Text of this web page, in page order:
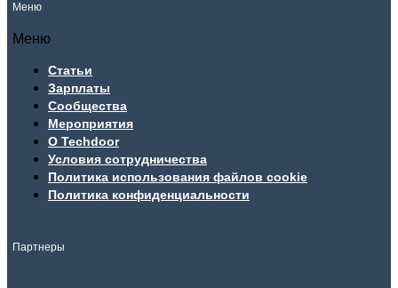
Меню
Меню
Статьи
Зарплаты
Сообщества
Мероприятия
О Techdoor
Условия сотрудничества
Политика использования файлов cookie
Политика конфиденциальности
Партнеры